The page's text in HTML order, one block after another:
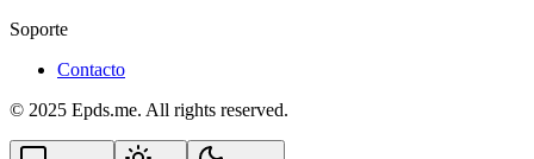
Soporte
Contacto
© 2025 Epds.me. All rights reserved.